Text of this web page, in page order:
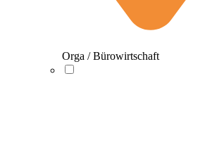
Orga / Bürowirtschaft